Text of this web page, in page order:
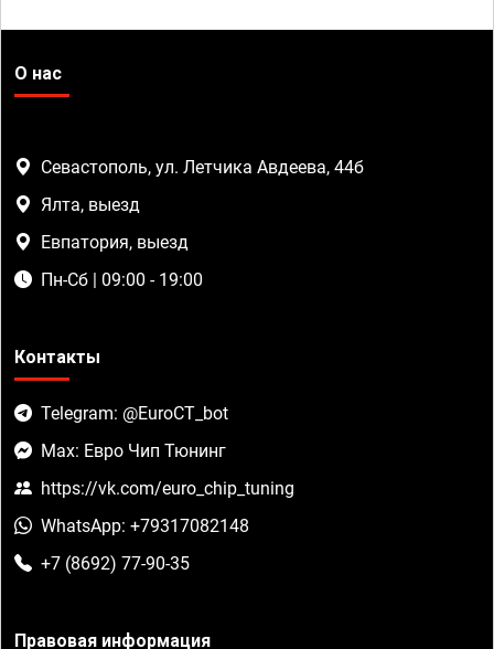
О нас
Севастополь, ул. Летчика Авдеева, 44б
Ялта, выезд
Евпатория, выезд
Пн-Сб | 09:00 - 19:00
Контакты
Telegram: @EuroCT_bot
Max: Евро Чип Тюнинг
https://vk.com/euro_chip_tuning
WhatsApp: +79317082148
+7 (8692) 77-90-35
Правовая информация